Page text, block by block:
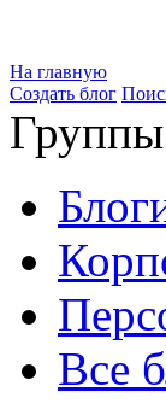
На главную
Создать блог
Все